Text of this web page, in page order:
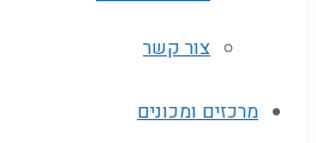
צור קשר
מרכזים ומכונים